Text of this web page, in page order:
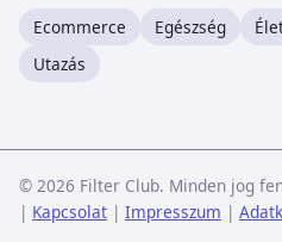
Ecommerce Egészség
Utazás
© 2026 Filter Club. Minden jog
| Kapcsolat | Impresszum |